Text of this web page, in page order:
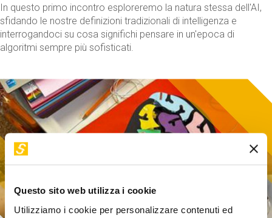
Questo sito web utilizza i cookie
Utilizziamo i cookie per personalizzare contenuti ed
In questo primo incontro esploreremo la natura stessa dell'AI,
sfidando le nostre definizioni tradizionali di intelligenza e
interrogandoci su cosa significhi pensare in un'epoca di
algoritmi sempre più sofisticati.